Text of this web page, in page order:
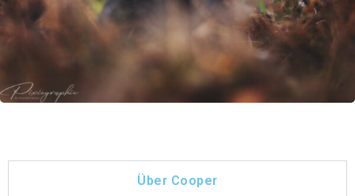
Über Cooper